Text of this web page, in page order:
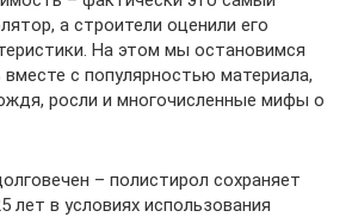
а строители оценили его
На этом мы остановимся
с популярностью материала,
росли и многочисленные мифы о
– полистирол сохраняет
лет в условиях использования